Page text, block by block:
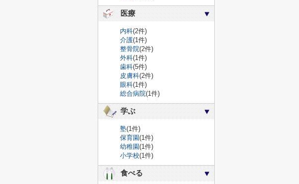
医療
内科(2件)
介護(1件)
整骨院(2件)
外科(1件)
歯科(5件)
皮膚科(2件)
眼科(1件)
総合病院(1件)
学ぶ
塾(1件)
保育園(1件)
幼稚園(1件)
小学校(1件)
食べる